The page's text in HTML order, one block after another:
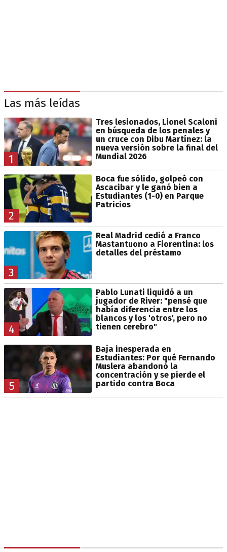
Las más leídas
1
Tres lesionados, Lionel Scaloni
en búsqueda de los penales y
un cruce con Dibu Martínez: la
nueva versión sobre la final del
Mundial 2026
2
Boca fue sólido, golpeó con
Ascacibar y le ganó bien a
Estudiantes (1-0) en Parque
Patricios
3
Real Madrid cedió a Franco
Mastantuono a Fiorentina: los
detalles del préstamo
4
Pablo Lunati liquidó a un
jugador de River: "pensé que
había diferencia entre los
blancos y los 'otros', pero no
tienen cerebro"
5
Baja inesperada en
Estudiantes: Por qué Fernando
Muslera abandonó la
concentración y se pierde el
partido contra Boca